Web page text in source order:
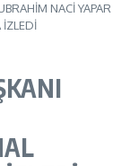
NACİ YAPAR